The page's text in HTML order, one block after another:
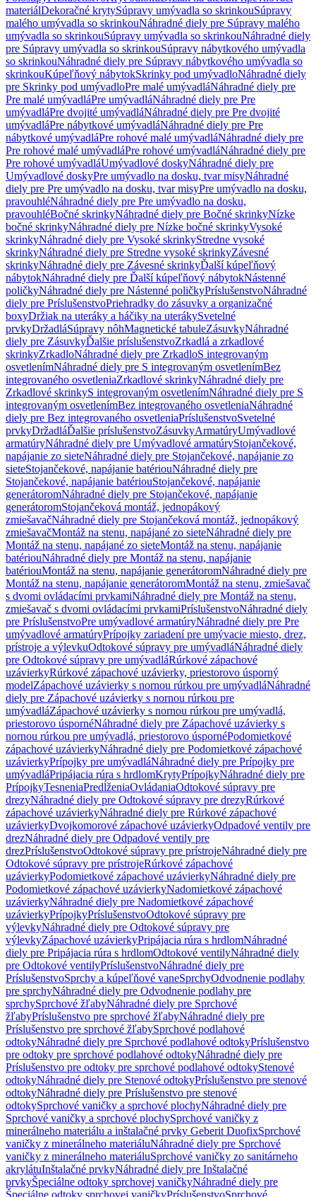
materiálDekoračné krytySúpravy umývadla so skrinkouSúpravy
malého umývadla so skrinkouNáhradné diely pre Súpravy malého
umývadla so skrinkouSúpravy umývadla so skrinkouNáhradné diely
pre Súpravy umývadla so skrinkouSúpravy nábytkového umývadla
so skrinkouNáhradné diely pre Súpravy nábytkového umývadla so
skrinkouKúpeľňový nábytokSkrinky pod umývadloNáhradné diely
pre Skrinky pod umývadloPre malé umývadláNáhradné diely pre
Pre malé umývadláPre umývadláNáhradné diely pre Pre
umývadláPre dvojité umývadláNáhradné diely pre Pre dvojité
umývadláPre nábytkové umývadláNáhradné diely pre Pre
nábytkové umývadláPre rohové malé umývadláNáhradné diely pre
Pre rohové malé umývadláPre rohové umývadláNáhradné diely pre
Pre rohové umývadláUmývadlové doskyNáhradné diely pre
Umývadlové doskyPre umývadlo na dosku, tvar misyNáhradné
diely pre Pre umývadlo na dosku, tvar misyPre umývadlo na dosku,
pravouhléNáhradné diely pre Pre umývadlo na dosku,
pravouhléBočné skrinkyNáhradné diely pre Bočné skrinkyNízke
bočné skrinkyNáhradné diely pre Nízke bočné skrinkyVysoké
skrinkyNáhradné diely pre Vysoké skrinkyStredne vysoké
skrinkyNáhradné diely pre Stredne vysoké skrinkyZávesné
skrinkyNáhradné diely pre Závesné skrinkyĎalší kúpeľňový
nábytokNáhradné diely pre Ďalší kúpeľňový nábytokNástenné
poličkyNáhradné diely pre Nástenné poličkyPríslušenstvoNáhradné
diely pre PríslušenstvoPriehradky do zásuvky a organizačné
boxyDržiak na uteráky a háčiky na uterákySvetelné
prvkyDržadláSúpravy nôhMagnetické tabuleZásuvkyNáhradné
diely pre ZásuvkyĎalšie príslušenstvoZrkadlá a zrkadlové
skrinkyZrkadloNáhradné diely pre ZrkadloS integrovaným
osvetlenímNáhradné diely pre S integrovaným osvetlenímBez
integrovaného osvetleniaZrkadlové skrinkyNáhradné diely pre
Zrkadlové skrinkyS integrovaným osvetlenímNáhradné diely pre S
integrovaným osvetlenímBez integrovaného osvetleniaNáhradné
diely pre Bez integrovaného osvetleniaPríslušenstvoSvetelné
prvkyDržadláĎalšie príslušenstvoZásuvkyArmatúryUmývadlové
armatúryNáhradné diely pre Umývadlové armatúryStojančekové,
napájanie zo sieteNáhradné diely pre Stojančekové, napájanie zo
sieteStojančekové, napájanie batériouNáhradné diely pre
Stojančekové, napájanie batériouStojančekové, napájanie
generátoromNáhradné diely pre Stojančekové, napájanie
generátoromStojančeková montáž, jednopákový
zmiešavačNáhradné diely pre Stojančeková montáž, jednopákový
zmiešavačMontáž na stenu, napájané zo sieteNáhradné diely pre
Montáž na stenu, napájané zo sieteMontáž na stenu, napájanie
batériouNáhradné diely pre Montáž na stenu, napájanie
batériouMontáž na stenu, napájanie generátoromNáhradné diely pre
Montáž na stenu, napájanie generátoromMontáž na stenu, zmiešavač
s dvomi ovládacími prvkamiNáhradné diely pre Montáž na stenu,
zmiešavač s dvomi ovládacími prvkamiPríslušenstvoNáhradné diely
pre PríslušenstvoPre umývadlové armatúryNáhradné diely pre Pre
umývadlové armatúryPrípojky zariadení pre umývacie miesto, drez,
prístroje a výlevkuOdtokové súpravy pre umývadláNáhradné diely
pre Odtokové súpravy pre umývadláRúrkové zápachové
uzávierkyRúrkové zápachové uzávierky, priestorovo úsporný
modelZápachové uzávierky s nornou rúrkou pre umývadláNáhradné
diely pre Zápachové uzávierky s nornou rúrkou pre
umývadláZápachové uzávierky s nornou rúrkou pre umývadlá,
priestorovo úspornéNáhradné diely pre Zápachové uzávierky s
nornou rúrkou pre umývadlá, priestorovo úspornéPodomietkové
zápachové uzávierkyNáhradné diely pre Podomietkové zápachové
uzávierkyPrípojky pre umývadláNáhradné diely pre Prípojky pre
umývadláPripájacia rúra s hrdlomKrytyPrípojkyNáhradné diely pre
PrípojkyTesneniaPredĺženiaOvládaniaOdtokové súpravy pre
drezyNáhradné diely pre Odtokové súpravy pre drezyRúrkové
zápachové uzávierkyNáhradné diely pre Rúrkové zápachové
uzávierkyDvojkomorové zápachové uzávierkyOdpadové ventily pre
drezNáhradné diely pre Odpadové ventily pre
drezPríslušenstvoOdtokové súpravy pre prístrojeNáhradné diely pre
Odtokové súpravy pre prístrojeRúrkové zápachové
uzávierkyPodomietkové zápachové uzávierkyNáhradné diely pre
Podomietkové zápachové uzávierkyNadomietkové zápachové
uzávierkyNáhradné diely pre Nadomietkové zápachové
uzávierkyPrípojkyPríslušenstvoOdtokové súpravy pre
výlevkyNáhradné diely pre Odtokové súpravy pre
výlevkyZápachové uzávierkyPripájacia rúra s hrdlomNáhradné
diely pre Pripájacia rúra s hrdlomOdtokové ventilyNáhradné diely
pre Odtokové ventilyPríslušenstvoNáhradné diely pre
PríslušenstvoSprchy a kúpeľňové vaneSprchyOdvodnenie podlahy
pre sprchyNáhradné diely pre Odvodnenie podlahy pre
sprchySprchové žľabyNáhradné diely pre Sprchové
žľabyPríslušenstvo pre sprchové žľabyNáhradné diely pre
Príslušenstvo pre sprchové žľabySprchové podlahové
odtokyNáhradné diely pre Sprchové podlahové odtokyPríslušenstvo
pre odtoky pre sprchové podlahové odtokyNáhradné diely pre
Príslušenstvo pre odtoky pre sprchové podlahové odtokyStenové
odtokyNáhradné diely pre Stenové odtokyPríslušenstvo pre stenové
odtokyNáhradné diely pre Príslušenstvo pre stenové
odtokySprchové vaničky a sprchové plochyNáhradné diely pre
Sprchové vaničky a sprchové plochySprchové vaničky z
minerálneho materiálu a inštalačné prvky Geberit DuofixSprchové
vaničky z minerálneho materiáluNáhradné diely pre Sprchové
vaničky z minerálneho materiáluSprchové vaničky zo sanitárneho
akrylátuInštalačné prvkyNáhradné diely pre Inštalačné
prvkyŠpeciálne odtoky sprchovej vaničkyNáhradné diely pre
Špeciálne odtoky sprchovej vaničkyPríslušenstvoSprchové